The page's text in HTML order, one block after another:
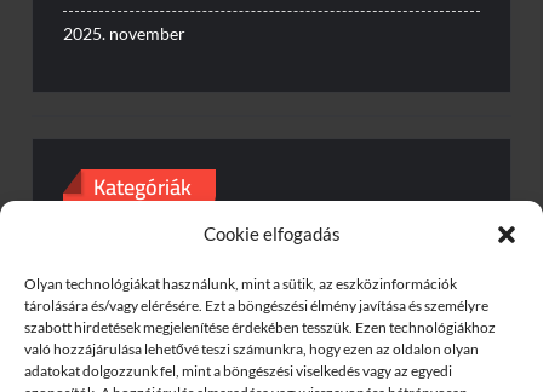
Cookie elfogadás
Olyan technológiákat használunk, mint a sütik, az eszközinformációk
tárolására és/vagy elérésére. Ezt a böngészési élmény javítása és személyre
szabott hirdetések megjelenítése érdekében tesszük. Ezen technológiákhoz
való hozzájárulása lehetővé teszi számunkra, hogy ezen az oldalon olyan
adatokat dolgozzunk fel, mint a böngészési viselkedés vagy az egyedi
2025. november
Kategóriák
Egyéb
Gyorshajtás
Útinform